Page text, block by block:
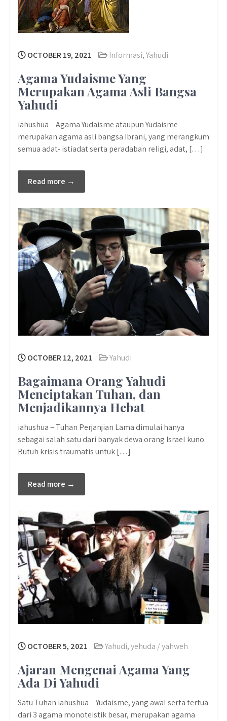
OCTOBER 19, 2021 Informasi,Yahudi
Agama Yudaisme Yang
Merupakan Agama Asli Bangsa
Yahudi
iahushua – Agama Yudaisme ataupun Yudaisme
merupakan agama asli bangsa Ibrani, yang merangkum
semua adat- istiadat serta peradaban religi, adat, […]
Read more →
OCTOBER 12, 2021 Yahudi
Bagaimana Orang Yahudi
Menciptakan Tuhan, dan
Menjadikannya Hebat
iahushua – Tuhan Perjanjian Lama dimulai hanya
sebagai salah satu dari banyak dewa orang Israel kuno.
Butuh krisis traumatis untuk […]
Read more →
OCTOBER 5, 2021 Yahudi,yehuda / yahweh
Ajaran Mengenai Agama Yang
Ada Di Yahudi
Satu Tuhan iahushua – Yudaisme, yang awal serta tertua
dari 3 agama monoteistik besar, merupakan agama